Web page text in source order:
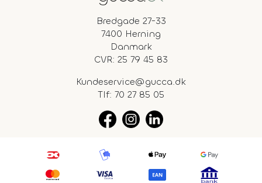
Bredgade 27-33
7400 Herning
Danmark
CVR: 25 79 45 83
Kundeservice@gucca.dk
Tlf: 70 27 85 05